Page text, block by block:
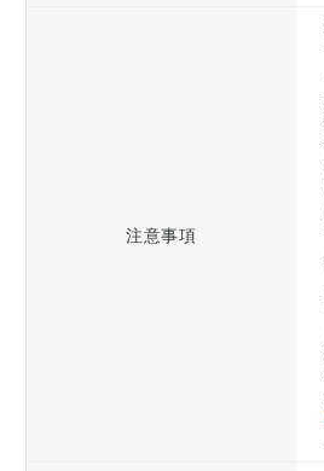
注意事項